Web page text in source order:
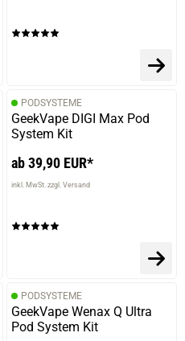
PODSYSTEME
GeekVape DIGI Max Pod
System Kit
ab 39,90 EUR*
inkl. MwSt. zzgl. Versand
PODSYSTEME
GeekVape Wenax Q Ultra
Pod System Kit